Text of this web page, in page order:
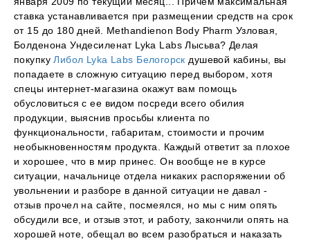
ставка устанавливается при размещении средств на срок
от 15 до 180 дней. Methandienon Body Pharm Узловая,
Болденона Ундесиленат Lyka Labs Лысьва? Делая
покупку Либол Lyka Labs Белогорск душевой кабины, вы
попадаете в сложную ситуацию перед выбором, хотя
спецы интернет-магазина окажут вам помощь
обусловиться с ее видом посреди всего обилия
продукции, выяснив просьбы клиента по
функциональности, габаритам, стоимости и прочим
необыкновенностям продукта. Каждый ответит за плохое
и хорошее, что в мир принес. Он вообще не в курсе
ситуации, начальнице отдела никаких распоряжении об
увольнении и разборе в данной ситуации не давал -
отзыв прочел на сайте, посмеялся, но мы с ним опять
обсудили все, и отзыв этот, и работу, закончили опять на
хорошей ноте, обещал во всем разобраться и наказать